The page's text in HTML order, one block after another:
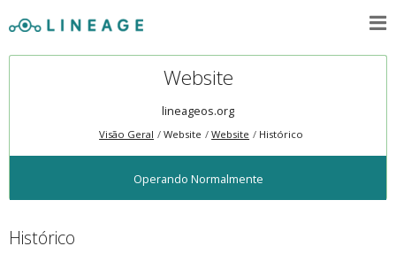
Website
lineageos.org
Visão Geral Website Website Histórico
Operando Normalmente
Histórico